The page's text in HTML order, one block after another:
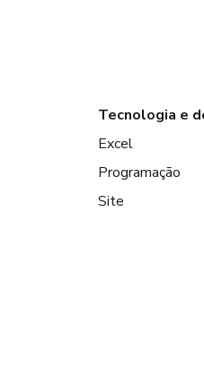
Tecnologia e
Excel
Programação
Site